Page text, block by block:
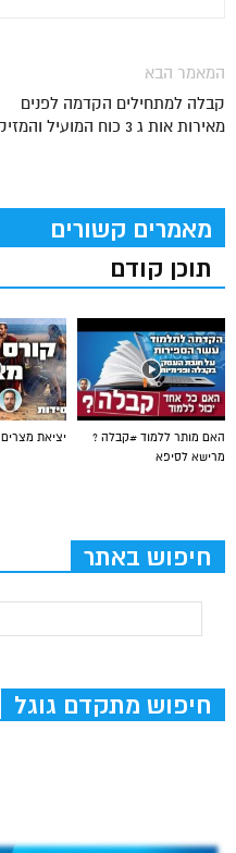
המאמר הבא
קבלה למתחילים הקדמה לפנים
מאירות אות ג 3 כוח המועיל והמזיק
מאמרים קשורים
תוכן קודם
יציאת מצרים
האם מותר ללמוד #קבלה ?
מרישא לסיפא
חיפוש באתר
חיפוש מתקדם גוגל